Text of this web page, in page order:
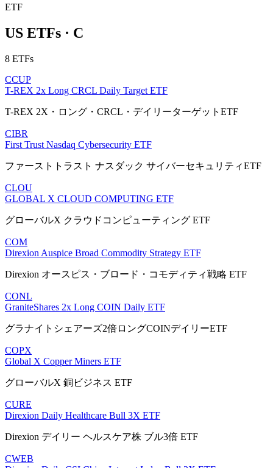
ETF
US ETFs · C
8 ETFs
CCUP
T-REX 2x Long CRCL Daily Target ETF
T-REX 2X・ロング・CRCL・デイリーターゲットETF
CIBR
First Trust Nasdaq Cybersecurity ETF
ファーストトラスト ナスダック サイバーセキュリティETF
CLOU
GLOBAL X CLOUD COMPUTING ETF
グローバルX クラウドコンピューティング ETF
COM
Direxion Auspice Broad Commodity Strategy ETF
Direxion オースピス・ブロード・コモディティ戦略 ETF
CONL
GraniteShares 2x Long COIN Daily ETF
グラナイトシェアーズ2倍ロングCOINデイリーETF
COPX
Global X Copper Miners ETF
グローバルX 銅ビジネス ETF
CURE
Direxion Daily Healthcare Bull 3X ETF
Direxion デイリー ヘルスケア株 ブル3倍 ETF
CWEB